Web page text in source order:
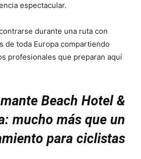
espectacular.
durante una ruta con
de toda Europa compartiendo
profesionales que preparan aquí
Beach Hotel &
mucho más que un
para ciclistas